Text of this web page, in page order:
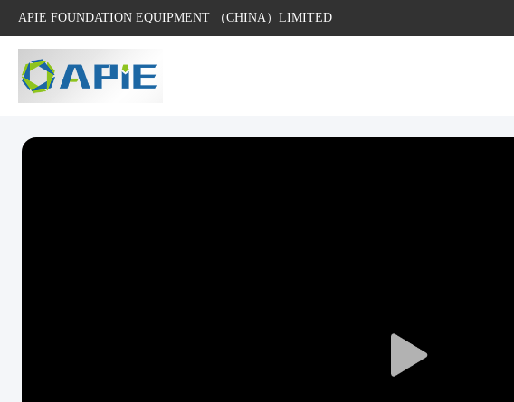
APIE FOUNDATION EQUIPMENT （CHINA）LIMITED
Play